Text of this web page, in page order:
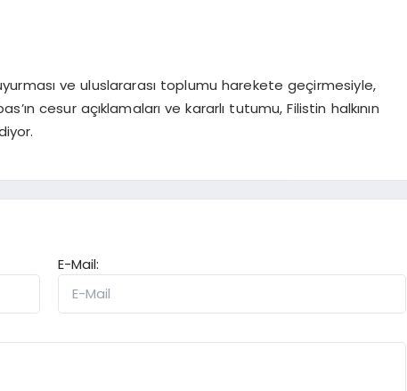
ve uluslararası toplumu harekete geçirmesiyle,
cesur açıklamaları ve kararlı tutumu, Filistin halkının
E-Mail: